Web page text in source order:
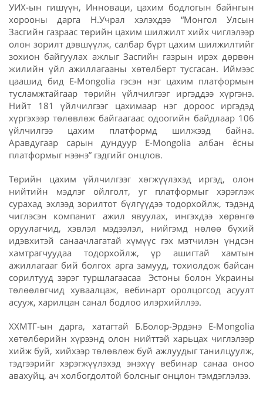
УИХ-ын гишүүн, Инноваци, цахим бодлогын байнгын
хорооны дарга Н.Учрал хэлэхдээ “Монгол Улсын
Засгийн газраас төрийн цахим шилжилт хийх чиглэлээр
олон зорилт дэвшүүлж, салбар бүрт цахим шилжилтийг
зохион байгуулах ажлыг Засгийн газрын ирэх дөрвөн
жилийн үйл ажиллагааны хөтөлбөрт тусгасан. Иймээс
цаашид бид E-Mongolia гэсэн нэг цахим платформын
тусламжтайгаар төрийн үйлчилгээг иргэддээ хүргэнэ.
Нийт 181 үйлчилгээг цахимаар нэг дороос иргэдэд
хүргэхээр төлөвлөж байгаагаас одоогийн байдлаар 106
үйлчилгээ цахим платформд шилжээд байна.
Аравдугаар сарын дундуур E-Mongolia албан ёсны
платформыг нээнэ” гэдгийг онцлов.
Төрийн цахим үйлчилгээг хөгжүүлэхэд иргэд, олон
нийтийн мэдлэг ойлголт, уг платформыг хэрэглэж
сурахад эхлээд зорилтот бүлгүүдээ тодорхойлж, тэдэнд
чиглэсэн компанит ажил явуулах, ингэхдээ хөрөнгө
оруулагчид, хэвлэл мэдээлэл, нийгэмд нөлөө бүхий
идэвхитэй санаачлагатай хүмүүс гэх мэтчилэн үндсэн
хамтрагчуудаа тодорхойлж, үр ашигтай хамтын
ажиллагааг бий болгох арга замууд, тохиолдож байсан
сорилтууд зэрэг туршлагаасаа Эстоны болон Украины
төлөөлөгчид хуваалцаж, вебинарт оролцогсод асуулт
асууж, харилцан санал бодлоо илэрхийллээ.
ХХМТГ-ын дарга, хатагтай Б.Болор-Эрдэнэ E-Mongolia
хөтөлбөрийн хүрээнд олон нийттэй харьцах чиглэлээр
хийж буй, хийхээр төлөвлөж буй ажлуудыг танилцуулж,
тэдгээрийг хэрэгжүүлэхэд энэхүү вебинар санаа оноо
авахуйц, ач холбогдолтой болсныг онцлон тэмдэглэлээ.